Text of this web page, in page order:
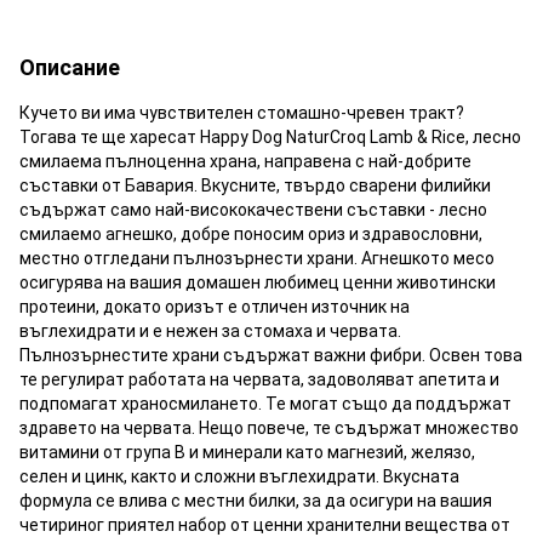
Описание
Кучето ви има чувствителен стомашно-чревен тракт?
Тогава те ще харесат Happy Dog NaturCroq Lamb & Rice, лесно
смилаема пълноценна храна, направена с най-добрите
съставки от Бавария. Вкусните, твърдо сварени филийки
съдържат само най-висококачествени съставки - лесно
смилаемо агнешко, добре поносим ориз и здравословни,
местно отгледани пълнозърнести храни. Агнешкото месо
осигурява на вашия домашен любимец ценни животински
протеини, докато оризът е отличен източник на
въглехидрати и е нежен за стомаха и червата.
Пълнозърнестите храни съдържат важни фибри. Освен това
те регулират работата на червата, задоволяват апетита и
подпомагат храносмилането. Те могат също да поддържат
здравето на червата. Нещо повече, те съдържат множество
витамини от група В и минерали като магнезий, желязо,
селен и цинк, както и сложни въглехидрати. Вкусната
формула се влива с местни билки, за да осигури на вашия
четириног приятел набор от ценни хранителни вещества от